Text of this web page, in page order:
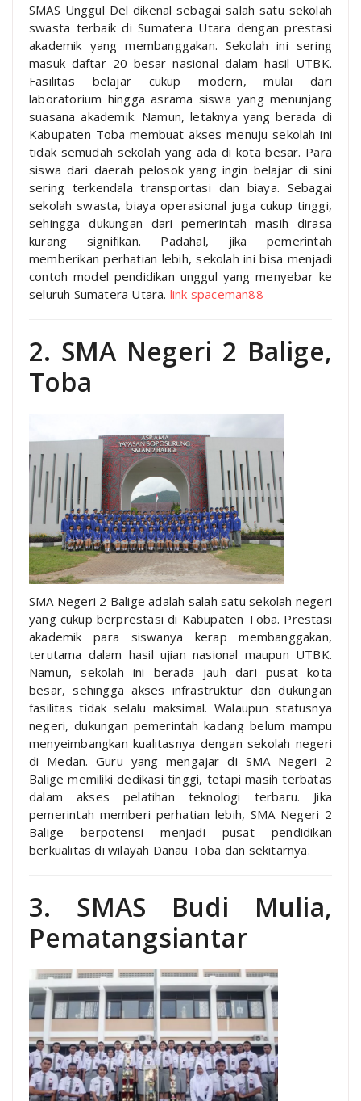
SMAS Unggul Del dikenal sebagai salah satu sekolah
swasta terbaik di Sumatera Utara dengan prestasi
akademik yang membanggakan. Sekolah ini sering
masuk daftar 20 besar nasional dalam hasil UTBK.
Fasilitas belajar cukup modern, mulai dari
laboratorium hingga asrama siswa yang menunjang
suasana akademik. Namun, letaknya yang berada di
Kabupaten Toba membuat akses menuju sekolah ini
tidak semudah sekolah yang ada di kota besar. Para
siswa dari daerah pelosok yang ingin belajar di sini
sering terkendala transportasi dan biaya. Sebagai
sekolah swasta, biaya operasional juga cukup tinggi,
sehingga dukungan dari pemerintah masih dirasa
kurang signifikan. Padahal, jika pemerintah
memberikan perhatian lebih, sekolah ini bisa menjadi
contoh model pendidikan unggul yang menyebar ke
seluruh Sumatera Utara. link spaceman88
2. SMA Negeri 2 Balige,
Toba
SMA Negeri 2 Balige adalah salah satu sekolah negeri
yang cukup berprestasi di Kabupaten Toba. Prestasi
akademik para siswanya kerap membanggakan,
terutama dalam hasil ujian nasional maupun UTBK.
Namun, sekolah ini berada jauh dari pusat kota
besar, sehingga akses infrastruktur dan dukungan
fasilitas tidak selalu maksimal. Walaupun statusnya
negeri, dukungan pemerintah kadang belum mampu
menyeimbangkan kualitasnya dengan sekolah negeri
di Medan. Guru yang mengajar di SMA Negeri 2
Balige memiliki dedikasi tinggi, tetapi masih terbatas
dalam akses pelatihan teknologi terbaru. Jika
pemerintah memberi perhatian lebih, SMA Negeri 2
Balige berpotensi menjadi pusat pendidikan
berkualitas di wilayah Danau Toba dan sekitarnya.
3. SMAS Budi Mulia,
Pematangsiantar